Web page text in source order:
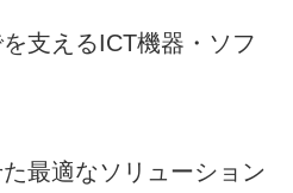
支えるICT機器・ソフ
最適なソリューション